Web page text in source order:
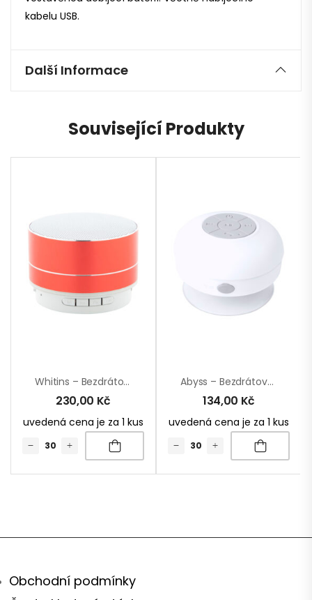
kabelu USB.
Další Informace
Související Produkty
Whitins – Bezdrátový Reproduktor
230,00 Kč
uvedená cena je za 1 kus
Abyss – Bezdrátový Reproduktor
134,00 Kč
uvedená cena je za 1 kus
Obchodní podmínky